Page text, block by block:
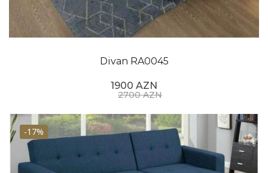
Divan RA0045
1900 AZN
2700 AZN
-17%